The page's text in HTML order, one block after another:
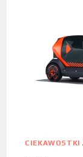
CIEKAWOSTKI